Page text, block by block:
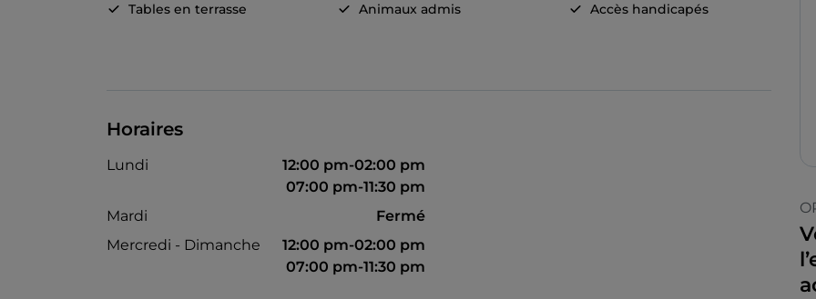
Tables en terrasse Animaux admis Accès handicapés
Horaires
Lundi
12:00 pm-02:00 pm
07:00 pm-11:30 pm
Mardi
Fermé
Mercredi - Dimanche
12:00 pm-02:00 pm
07:00 pm-11:30 pm